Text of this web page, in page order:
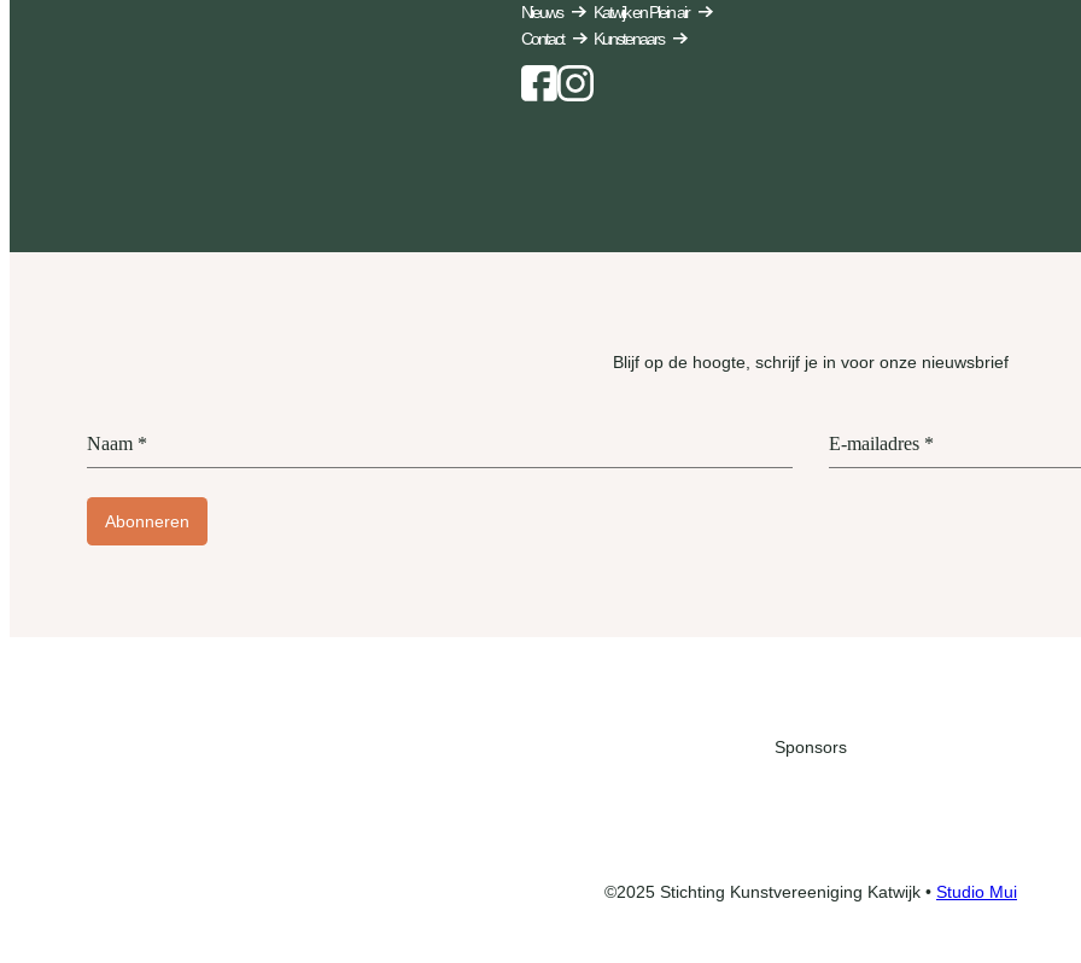
Nieuws
Contact
Instagram
Katwijk en Plein air
Kunstenaars
Blijf op de hoogte, schrijf je in voor onze nieuwsbrief
Naam * E-mailadres *
Abonneren
Sponsors
©2025 Stichting Kunstvereeniging Katwijk • Studio Mui